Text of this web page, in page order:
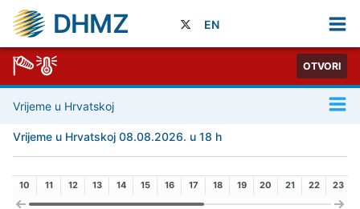
DHMZ EN
OTVORI
Vrijeme u Hrvatskoj
Vrijeme u Hrvatskoj 08.08.2026. u 18 h
10 11 12 13 14 15 16 17 18 19 20 21 22 23